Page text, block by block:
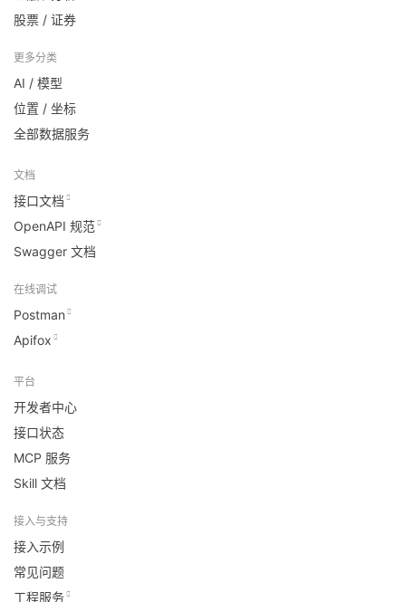
股票 / 证券
更多分类
AI / 模型
位置 / 坐标
全部数据服务
文档
接口文档
OpenAPI 规范
Swagger 文档
在线调试
Postman
Apifox
平台
开发者中心
接口状态
MCP 服务
Skill 文档
接入与支持
接入示例
常见问题
工程服务